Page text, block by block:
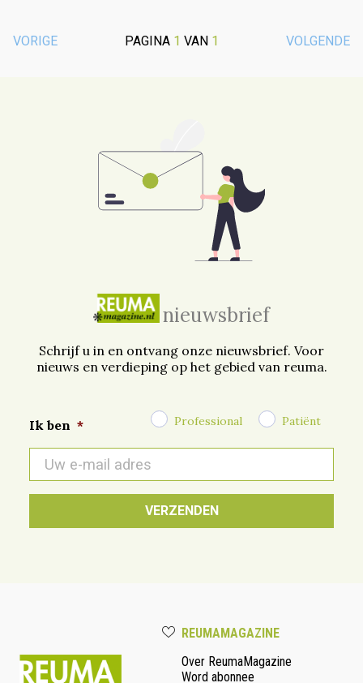
VORIGE PAGINA 1 VAN 1 VOLGENDE
nieuwsbrief
Schrijf u in en ontvang onze nieuwsbrief. Voor
nieuws en verdieping op het gebied van reuma.
Ik ben * Professional Patiënt
mail
*
REUMAMAGAZINE
Over ReumaMagazine
Word abonnee